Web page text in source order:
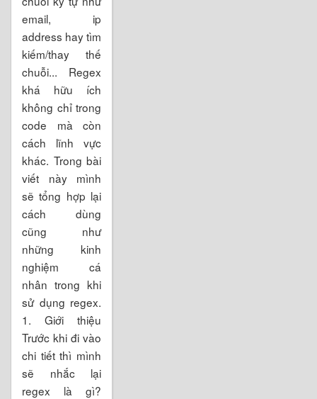
email, ip
address hay tìm
kiếm/thay thế
chuỗi... Regex
khá hữu ích
không chỉ trong
code mà còn
cách lĩnh vực
khác. Trong bài
viết này mình
sẽ tổng hợp lại
cách dùng
cũng như
những kinh
nghiệm cá
nhân trong khi
sử dụng regex.
1. Giới thiệu
Trước khi đi vào
chi tiết thì mình
sẽ nhắc lại
regex là gì?